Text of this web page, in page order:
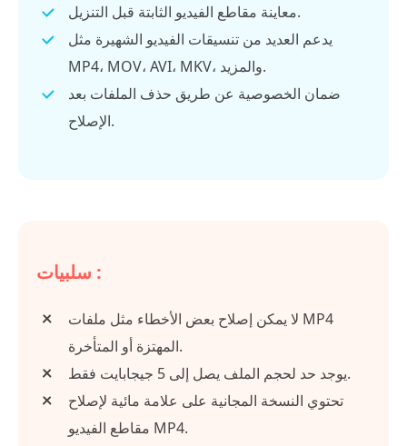
معاينة مقاطع الفيديو الثابتة قبل التنزيل.
يدعم العديد من تنسيقات الفيديو الشهيرة مثل
MP4، MOV، AVI، MKV، والمزيد.
ضمان الخصوصية عن طريق حذف الملفات بعد
الإصلاح.
سلبيات :
لا يمكن إصلاح بعض الأخطاء مثل ملفات MP4
المهتزة أو المتأخرة.
يوجد حد لحجم الملف يصل إلى 5 جيجابايت فقط.
تحتوي النسخة المجانية على علامة مائية لإصلاح
مقاطع الفيديو MP4.